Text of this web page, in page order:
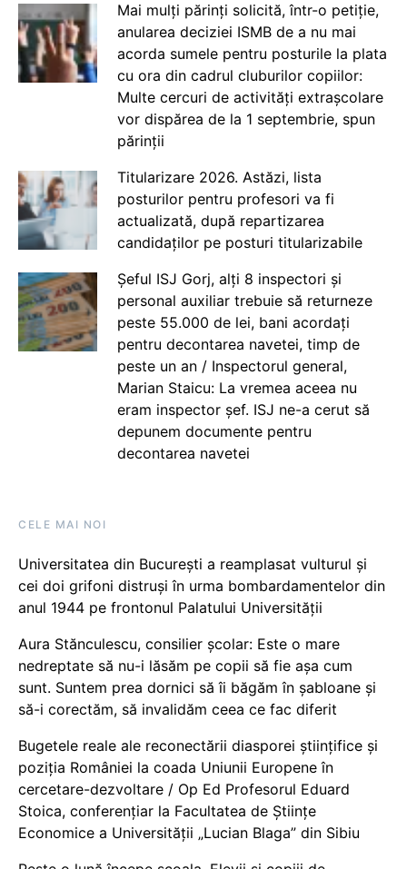
Mai mulți părinți solicită, într-o petiție,
anularea deciziei ISMB de a nu mai
acorda sumele pentru posturile la plata
cu ora din cadrul cluburilor copiilor:
Multe cercuri de activități extrașcolare
vor dispărea de la 1 septembrie, spun
părinții
Titularizare 2026. Astăzi, lista
posturilor pentru profesori va fi
actualizată, după repartizarea
candidaților pe posturi titularizabile
Șeful ISJ Gorj, alți 8 inspectori și
personal auxiliar trebuie să returneze
peste 55.000 de lei, bani acordați
pentru decontarea navetei, timp de
peste un an / Inspectorul general,
Marian Staicu: La vremea aceea nu
eram inspector șef. ISJ ne-a cerut să
depunem documente pentru
decontarea navetei
CELE MAI NOI
Universitatea din București a reamplasat vulturul și
cei doi grifoni distruși în urma bombardamentelor din
anul 1944 pe frontonul Palatului Universității
Aura Stănculescu, consilier școlar: Este o mare
nedreptate să nu-i lăsăm pe copii să fie așa cum
sunt. Suntem prea dornici să îi băgăm în șabloane și
să-i corectăm, să invalidăm ceea ce fac diferit
Bugetele reale ale reconectării diasporei științifice și
poziția României la coada Uniunii Europene în
cercetare-dezvoltare / Op Ed Profesorul Eduard
Stoica, conferențiar la Facultatea de Științe
Economice a Universității „Lucian Blaga” din Sibiu